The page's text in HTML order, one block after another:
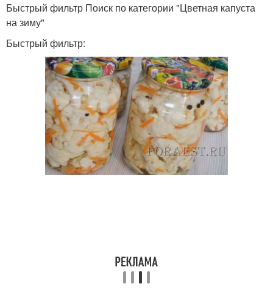
Быстрый фильтр Поиск по категории "Цветная капуста
на зиму"
Быстрый фильтр: